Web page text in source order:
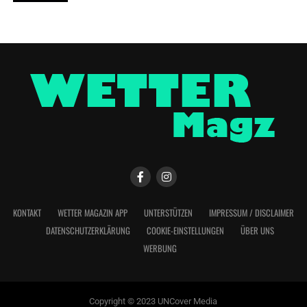
KONTAKT WETTER MAGAZIN APP UNTERSTÜTZEN
IMPRESSUM / DISCLAIMER
DATENSCHUTZERKLÄRUNG
COOKIE-EINSTELLUNGEN
ÜBER UNS
WERBUNG
Copyright © 2023 UNCover Media